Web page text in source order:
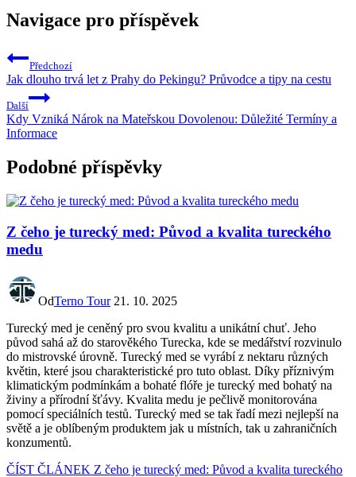
Navigace pro příspěvek
Předchozí
Jak dlouho trvá let z Prahy do Pekingu? Průvodce a tipy na cestu
Další
Kdy Vzniká Nárok na Mateřskou Dovolenou: Důležité Termíny a
Informace
Podobné příspěvky
Z čeho je turecký med: Původ a kvalita tureckého
medu
OdTerno Tour 21. 10. 2025
Turecký med je ceněný pro svou kvalitu a unikátní chuť. Jeho
původ sahá až do starověkého Turecka, kde se medářství rozvinulo
do mistrovské úrovně. Turecký med se vyrábí z nektaru různých
květin, které jsou charakteristické pro tuto oblast. Díky příznivým
klimatickým podmínkám a bohaté flóře je turecký med bohatý na
živiny a přírodní šťávy. Kvalita medu je pečlivě monitorována
pomocí speciálních testů. Turecký med se tak řadí mezi nejlepší na
světě a je oblíbeným produktem jak u místních, tak u zahraničních
konzumentů.
ČÍST ČLÁNEK Z čeho je turecký med: Původ a kvalita tureckého